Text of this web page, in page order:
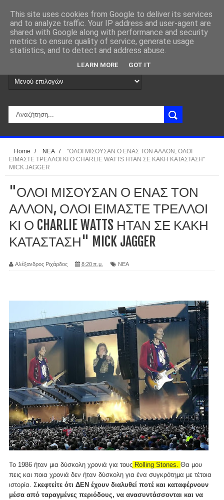
Home / ΝΕΑ /
"ΟΛΟΙ ΜΙΣΟΥΣΑΝ Ο ΕΝΑΣ ΤΟΝ ΑΛΛΟΝ, ΟΛΟΙ
ΕΙΜΑΣΤΕ ΤΡΕΛΛΟΙ ΚΙ Ο CHARLIE WATTS ΗΤΑΝ ΣΕ ΚΑΚΗ ΚΑΤΑΣΤΑΣΗ"
MICK JAGGER
"ΟΛΟΙ ΜΙΣΟΥΣΑΝ Ο ΕΝΑΣ ΤΟΝ
ΑΛΛΟΝ, ΟΛΟΙ ΕΙΜΑΣΤΕ ΤΡΕΛΛΟΙ
ΚΙ Ο CHARLIE WATTS ΗΤΑΝ ΣΕ ΚΑΚΗ
ΚΑΤΑΣΤΑΣΗ" MICK JAGGER
Αλέξανδρος Ριχάρδος 8:20 π.μ. ΝΕΑ
Το 1986 ήταν μια δύσκολη χρονιά για τους Rolling Stones. Θα μου
πεις και ποια χρονιά δεν ήταν δύσκολη για ένα συγκρότημα με τέτοια
ιστορία. Σκεφτείτε ότι ΔΕΝ έχουν διαλυθεί ποτέ και καταφέρνουν
μέσα από ταραγμένες περιόδους, να ανασυντάσσονται και να
This site uses cookies from Google to deliver its services
and to analyze traffic. Your IP address and user-agent are
shared with Google along with performance and security
metrics to ensure quality of service, generate usage
statistics, and to detect and address abuse.
LEARN MORE GOT IT